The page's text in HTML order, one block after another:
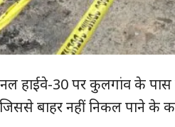
हाईवे-30 पर कुलगांव के
बाहर नहीं निकल पाने के